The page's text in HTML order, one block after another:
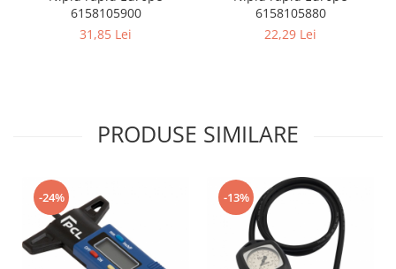
6158105900
31,85 Lei
6158105880
22,29 Lei
PRODUSE SIMILARE
-24% -13%